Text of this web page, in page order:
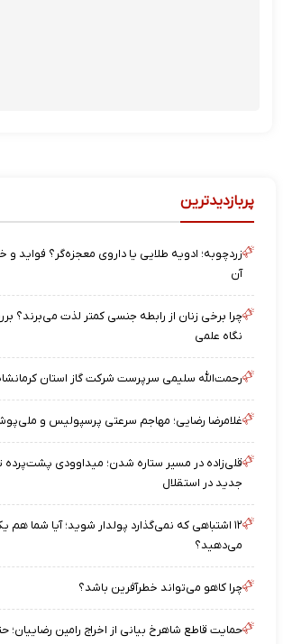
پربازدیدترین
زردچوبه؛ ادویه طلایی یا داروی معجزه‌گر؟ فواید
آن
نگاه علمی
رحمت‌الله سلیمی سرپرست شرکت گاز استان
غلامرضا رضایی؛ مهاجم سرعتی پرسپولیس و
قلی‌زاده در مسیر ستاره شدن؛ میداوودی پشت‌پرده
جدید در استقلال
۱۲ اشتباهی که نمی‌گذارد پولدار شوید؛ آیا شما هم
می‌دهید؟
چرا کاهو می‌تواند خطرآفرین باشد؟
حمایت قاطع شاهرخ بیانی از اخراج رامین رضاییان؛